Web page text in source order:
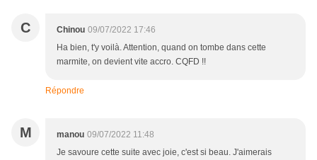
C Chinou 09/07/2022 17:46
Ha bien, t'y voilà. Attention, quand on tombe dans cette
marmite, on devient vite accro. CQFD !!
Répondre
M manou 09/07/2022 11:48
Je savoure cette suite avec joie, c'est si beau. J'aimerais